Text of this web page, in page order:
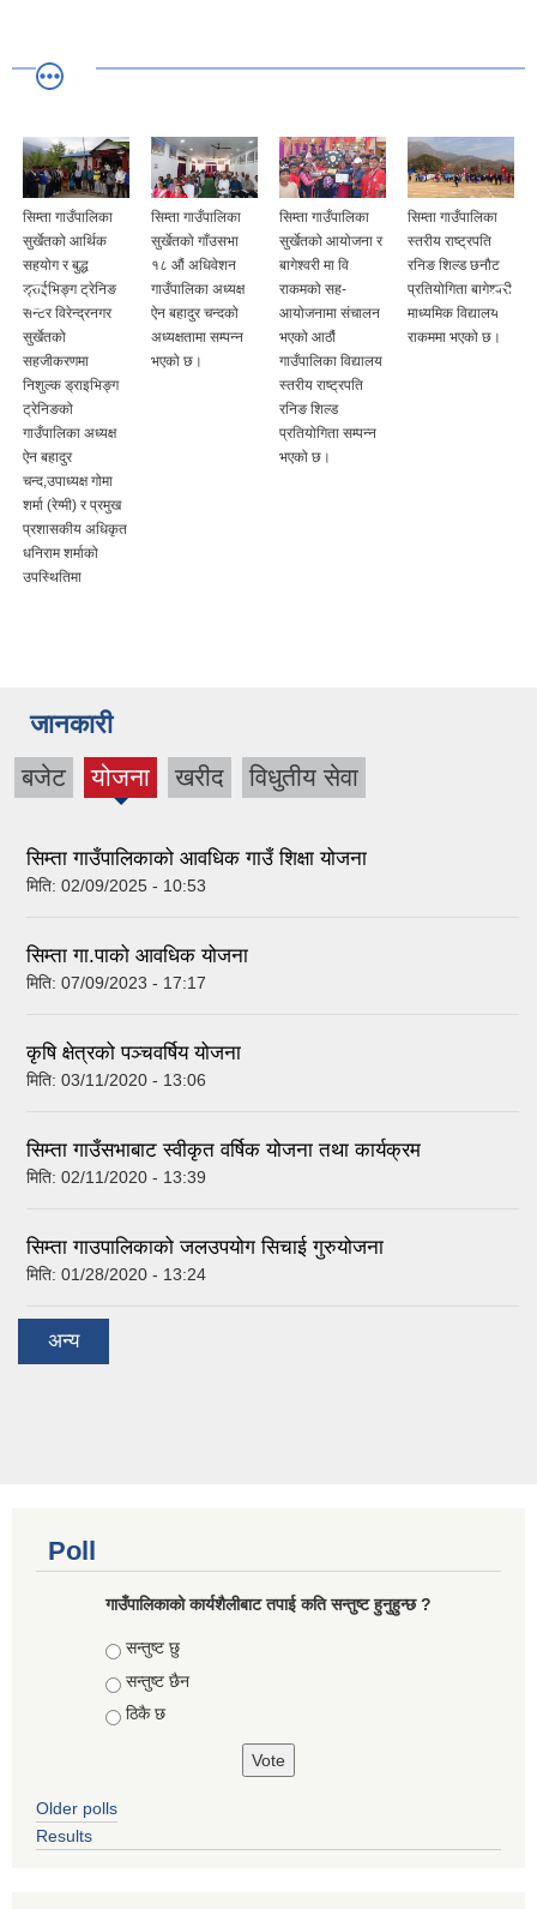
सिम्ता गाउँपालिका
सुर्खेतको आर्थिक
सहयोग र बुद्ध
ड्राईभिङ्ग ट्रेनिङ
सेन्टर विरेन्द्रनगर
सुर्खेतको
सहजीकरणमा
निशुल्क ड्राइभिङ्ग
ट्रेनिङको
गाउँपालिका अध्यक्ष
ऐन बहादुर
चन्द,उपाध्यक्ष गोमा
शर्मा (रेग्मी) र प्रमुख
प्रशासकीय अधिकृत
धनिराम शर्माको
उपस्थितिमा
सिम्ता गाउँपालिका
सुर्खेतको गाँउसभा
१८ औं अधिवेशन
गाउँपालिका अध्यक्ष
ऐन बहादुर चन्दको
अध्यक्षतामा सम्पन्न
भएको छ।
सिम्ता गाउँपालिका
सुर्खेतको आयोजना र
बागेश्वरी मा वि
राकमको सह-
आयोजनामा संचालन
भएको आठौं
गाउँपालिका विद्यालय
स्तरीय राष्ट्रपति
रनिङ शिल्ड
प्रतियोगिता सम्पन्न
भएको छ।
सिम्ता गाउँपालिका
स्तरीय राष्ट्रपति
रनिङ शिल्ड छनौट
प्रतियोगिता बागेश्वरी
माध्यमिक विद्यालय
राकममा भएको छ।
जानकारी
बजेट योजना
(active
खरीद विधुतीय सेवा
सिम्ता गाउँपालिकाको आवधिक गाउँ शिक्षा योजना
मिति: 02/09/2025 - 10:53
सिम्ता गा.पाको आवधिक योजना
मिति: 07/09/2023 - 17:17
कृषि क्षेत्रको पञ्चवर्षिय योजना
मिति: 03/11/2020 - 13:06
सिम्ता गाउँसभाबाट स्वीकृत वर्षिक योजना तथा कार्यक्रम
मिति: 02/11/2020 - 13:39
सिम्ता गाउपालिकाको जलउपयोग सिचाई गुरुयोजना
मिति: 01/28/2020 - 13:24
अन्य
Poll
गाउँपालिकाको कार्यशैलीबाट तपाई कति सन्तुष्ट हुनुहुन्छ ?
Choices
सन्तुष्ट छु
सन्तुष्ट छैन
ठिकै छ
Older polls
Results